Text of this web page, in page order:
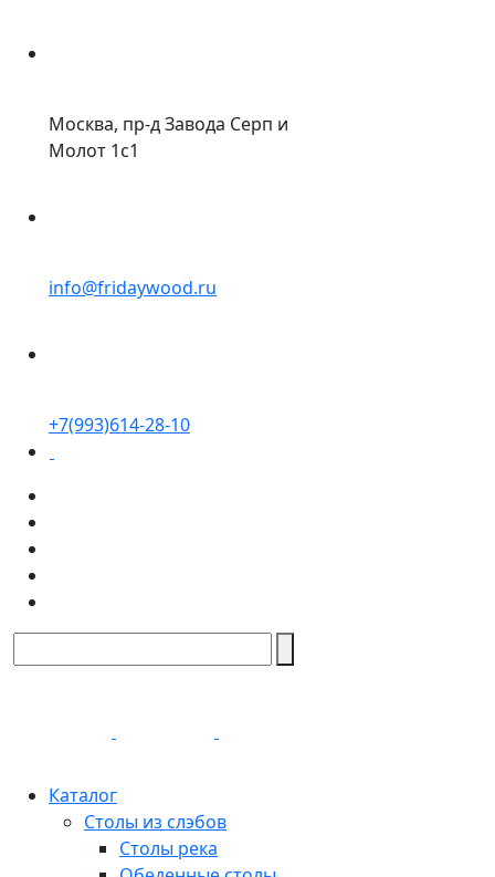
Москва, пр-д Завода Серп и
Молот 1с1
info@fridaywood.ru
+7(993)614-28-10
Каталог
Столы из слэбов
Столы река